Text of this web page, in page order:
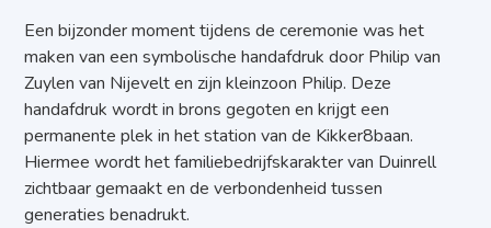
Een bijzonder moment tijdens de ceremonie was het
maken van een symbolische handafdruk door Philip van
Zuylen van Nijevelt en zijn kleinzoon Philip. Deze
handafdruk wordt in brons gegoten en krijgt een
permanente plek in het station van de Kikker8baan.
Hiermee wordt het familiebedrijfskarakter van Duinrell
zichtbaar gemaakt en de verbondenheid tussen
generaties benadrukt.